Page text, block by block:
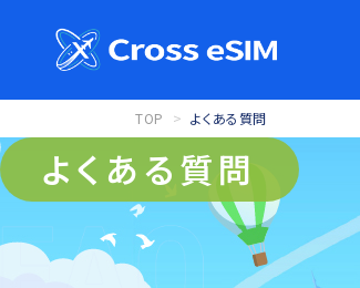
TOP よくある質問
よくある質問